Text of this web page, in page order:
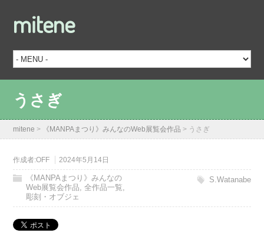
mitene
うさぎ
mitene > 《MANPAまつり》みんなのWeb展覧会作品 > うさぎ
作成者:OFF 2024年5月14日
《MANPAまつり》みんなの
Web展覧会作品,全作品一覧,
彫刻・オブジェ
S.Watanabe